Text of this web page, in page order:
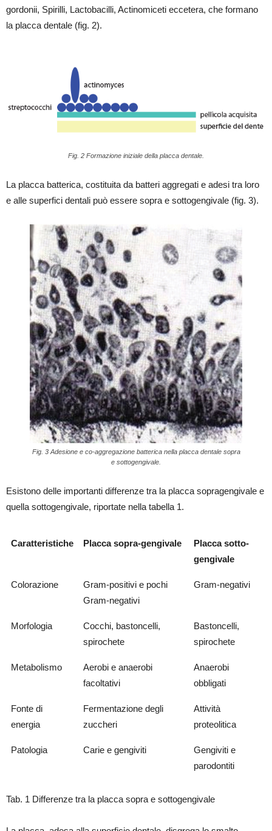
gordonii, Spirilli, Lactobacilli, Actinomiceti eccetera, che formano
la placca dentale (fig. 2).
Fig. 2 Formazione iniziale della placca dentale.
La placca batterica, costituita da batteri aggregati e adesi tra loro
e alle superfici dentali può essere sopra e sottogengivale (fig. 3).
Fig. 3 Adesione e co-aggregazione batterica nella placca dentale sopra
e sottogengivale.
Esistono delle importanti differenze tra la placca sopragengivale e
quella sottogengivale, riportate nella tabella 1.
Caratteristiche Placca sopra-gengivale
Placca sotto-
gengivale
Colorazione
Gram-positivi e pochi
Gram-negativi
Gram-negativi
Morfologia
Cocchi, bastoncelli,
spirochete
Bastoncelli,
spirochete
Metabolismo
Aerobi e anaerobi
facoltativi
Anaerobi
obbligati
Fonte di
energia
Fermentazione degli
zuccheri
Attività
proteolitica
Patologia Carie e gengiviti
Gengiviti e
parodontiti
Tab. 1 Differenze tra la placca sopra e sottogengivale